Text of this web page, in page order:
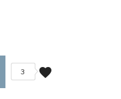
favorite
3